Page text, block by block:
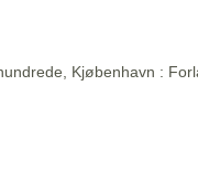
Kjøbenhavn :